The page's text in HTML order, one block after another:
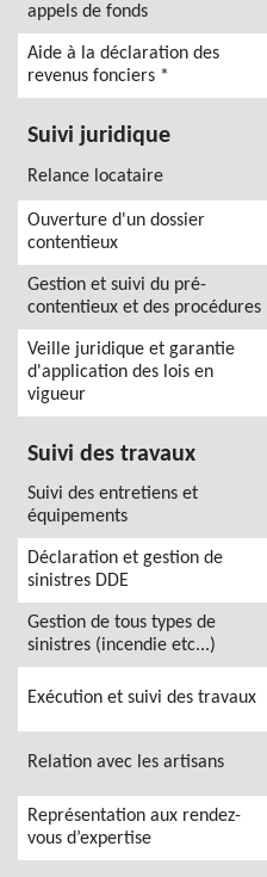
appels de fonds
Aide à la déclaration des
revenus fonciers *
Suivi juridique
Relance locataire
Ouverture d'un dossier
contentieux
Gestion et suivi du pré-
contentieux et des procédures
Veille juridique et garantie
d'application des lois en
vigueur
Suivi des travaux
Suivi des entretiens et
équipements
Déclaration et gestion de
sinistres DDE
Gestion de tous types de
sinistres (incendie etc...)
Exécution et suivi des travaux
Relation avec les artisans
Représentation aux rendez-
vous d’expertise